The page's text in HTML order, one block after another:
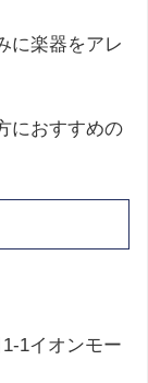
に楽器をアレ
におすすめの
1イオンモー